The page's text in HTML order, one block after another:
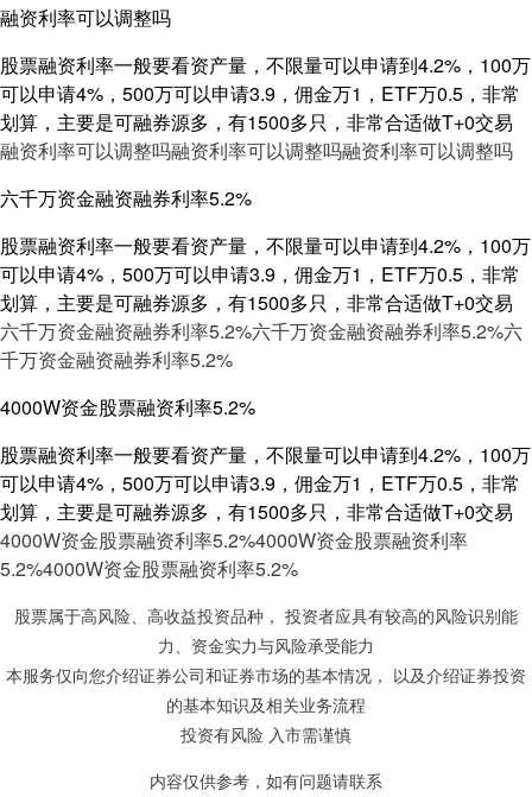
融资利率可以调整吗
股票融资利率一般要看资产量，不限量可以申请到4.2%，100万
可以申请4%，500万可以申请3.9，佣金万1，ETF万0.5，非常
划算，主要是可融券源多，有1500多只，非常合适做T+0交易
融资利率可以调整吗融资利率可以调整吗融资利率可以调整吗
六千万资金融资融券利率5.2%
股票融资利率一般要看资产量，不限量可以申请到4.2%，100万
可以申请4%，500万可以申请3.9，佣金万1，ETF万0.5，非常
划算，主要是可融券源多，有1500多只，非常合适做T+0交易
六千万资金融资融券利率5.2%六千万资金融资融券利率5.2%六
千万资金融资融券利率5.2%
4000W资金股票融资利率5.2%
股票融资利率一般要看资产量，不限量可以申请到4.2%，100万
可以申请4%，500万可以申请3.9，佣金万1，ETF万0.5，非常
划算，主要是可融券源多，有1500多只，非常合适做T+0交易
4000W资金股票融资利率5.2%4000W资金股票融资利率
5.2%4000W资金股票融资利率5.2%
股票属于高风险、高收益投资品种， 投资者应具有较高的风险识别能
力、资金实力与风险承受能力
本服务仅向您介绍证券公司和证券市场的基本情况， 以及介绍证券投资
的基本知识及相关业务流程
投资有风险 入市需谨慎
内容仅供参考，如有问题请联系